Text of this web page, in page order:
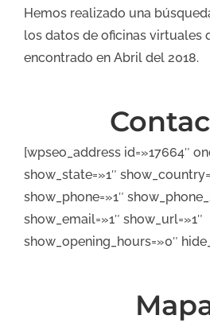
Hemos realizado una
los datos de oficinas virtuales
encontrado en Abril del 2018.
[wpseo_address id=»17664″
show_state=»1″
show_phone=»1″
show_email=»1″ show_url=»1″
show_opening_hours=»0″